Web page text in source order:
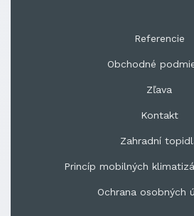
Referencie
Obchodné
Zľava
Kontakt
Zahradní
Princíp mobilných
Ochrana osobných